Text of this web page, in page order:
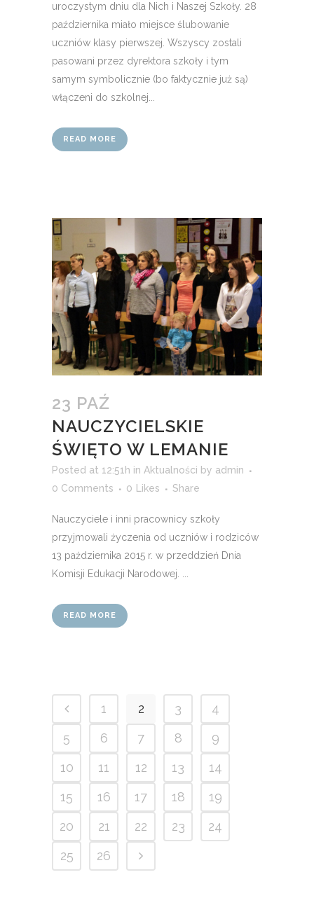
uroczystym dniu dla Nich i Naszej Szkoły. 28
października miało miejsce ślubowanie
uczniów klasy pierwszej. Wszyscy zostali
pasowani przez dyrektora szkoły i tym
samym symbolicznie (bo faktycznie już są)
włączeni do szkolnej...
READ MORE
23 PAŹ
NAUCZYCIELSKIE
ŚWIĘTO W LEMANIE
Posted at 12:51h in Aktualności by admin
0 Comments
0 Likes Share
Nauczyciele i inni pracownicy szkoły
przyjmowali życzenia od uczniów i rodziców
13 października 2015 r. w przeddzień Dnia
Komisji Edukacji Narodowej. ...
READ MORE
1 2 3
4
5
6 7 8
9
10
11 12 13
14
15
16 17 18
19
20
21 22 23
24
25
26